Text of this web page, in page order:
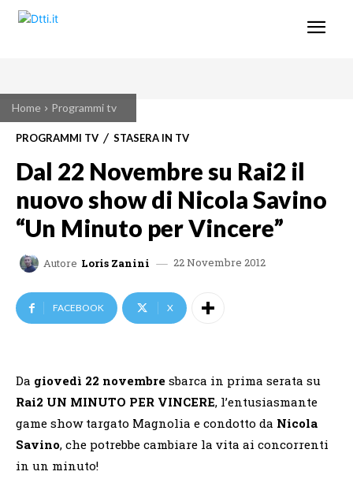
Home Programmi tv
PROGRAMMI TV STASERA IN TV
Dal 22 Novembre su Rai2 il
nuovo show di Nicola Savino
“Un Minuto per Vincere”
Autore Loris Zanini 22 Novembre 2012
FACEBOOK X
Da giovedì 22 novembre sbarca in prima serata su
Rai2 UN MINUTO PER VINCERE, l’entusiasmante
game show targato Magnolia e condotto da Nicola
Savino, che potrebbe cambiare la vita ai concorrenti
in un minuto!